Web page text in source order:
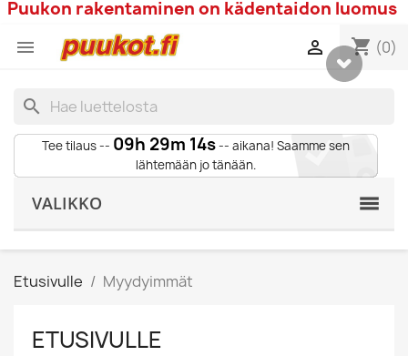
Puukon rakentaminen on kädentaidon luomus
 shopping_cart (0)

search
Tee tilaus -- 09h 29m 13s-- aikana! Saamme sen
lähtemään jo tänään.
VALIKKO
Etusivulle Myydyimmät
ETUSIVULLE